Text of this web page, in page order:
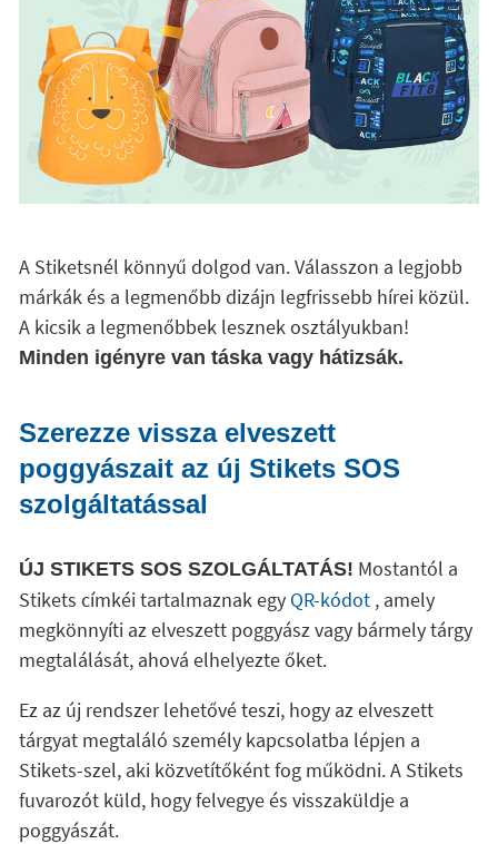
A Stiketsnél könnyű dolgod van. Válasszon a legjobb
márkák és a legmenőbb dizájn legfrissebb hírei közül.
A kicsik a legmenőbbek lesznek osztályukban!
Minden igényre van táska vagy hátizsák.
Szerezze vissza elveszett
poggyászait az új Stikets SOS
szolgáltatással
ÚJ STIKETS SOS SZOLGÁLTATÁS! Mostantól a
Stikets címkéi tartalmaznak egy QR-kódot, amely
megkönnyíti az elveszett poggyász vagy bármely tárgy
megtalálását, ahová elhelyezte őket.
Ez az új rendszer lehetővé teszi, hogy az elveszett
tárgyat megtaláló személy kapcsolatba lépjen a
Stikets-szel, aki közvetítőként fog működni. A Stikets
fuvarozót küld, hogy felvegye és visszaküldje a
poggyászát.